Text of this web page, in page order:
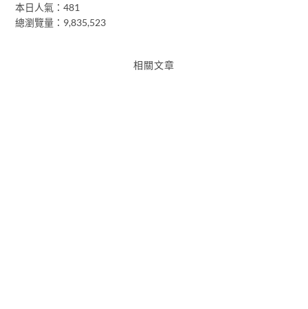
本日人氣：481
總瀏覽量：9,835,523
相關文章